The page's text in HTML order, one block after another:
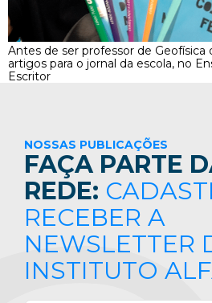
Antes de ser professor de Geofísica
artigos para o jornal da escola, no
Escritor
NOSSAS PUBLICAÇÕES
FAÇA PARTE
REDE:
RECEBER A
NEWSLETTER
INSTITUTO